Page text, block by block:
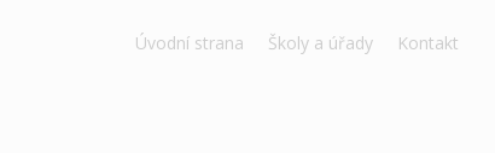
Úvodní strana Školy a úřady Kontakt